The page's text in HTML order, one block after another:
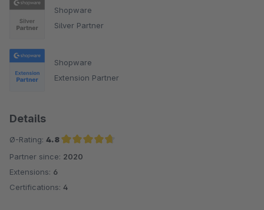
Shopware
Silver Partner
Shopware
Extension Partner
Details
Ø-Rating: 4.8
Average rating of 4.8 out of 5 stars
Partner since: 2020
Extensions: 6
Certifications: 4